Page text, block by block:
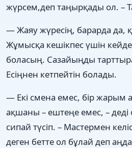
жүрсем,деп таңырқады ол. –
— Жаяу жүресің, барарда да,
Жұмысқа кешікпес үшін кейде
боласың. Сазайыңды
Есіңнен кетпейтін болады.
— Екі смена емес, бір жарым
ақшаны – ештеңе емес, – деді
сипай түсіп. – Мастермен
деген бетте ол бұлай деп